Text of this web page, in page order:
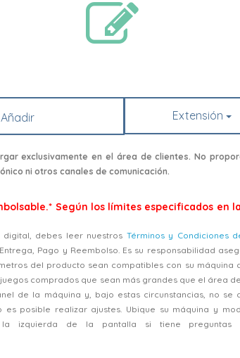
Añadir Extensión
exclusivamente en el área de clientes. No
ni otros canales de comunicación.
Según los límites especificados en
debes leer nuestros Términos y Condiciones
Pago y Reembolso. Es su responsabilidad
del producto sean compatibles con su máquina
comprados que sean más grandes que el área
de la máquina y, bajo estas circunstancias, no se
es posible realizar ajustes. Ubique su máquina y
la izquierda de la pantalla si tiene preguntas